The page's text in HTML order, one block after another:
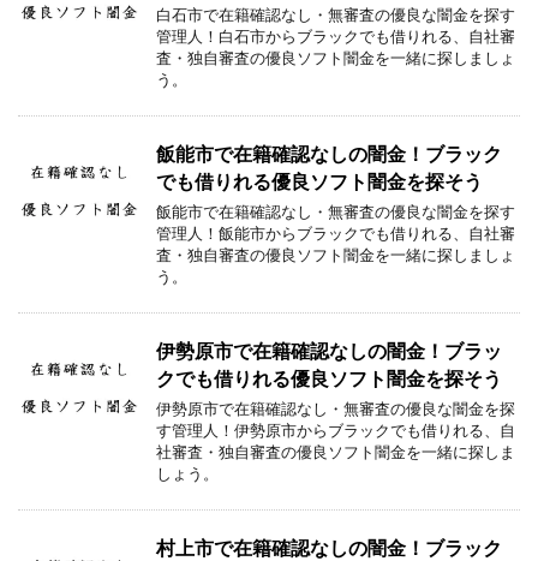
白石市で在籍確認なし・無審査の優良な闇金を探す
管理人！白石市からブラックでも借りれる、自社審
査・独自審査の優良ソフト闇金を一緒に探しましょ
う。
飯能市で在籍確認なしの闇金！ブラック
でも借りれる優良ソフト闇金を探そう
飯能市で在籍確認なし・無審査の優良な闇金を探す
管理人！飯能市からブラックでも借りれる、自社審
査・独自審査の優良ソフト闇金を一緒に探しましょ
う。
伊勢原市で在籍確認なしの闇金！ブラッ
クでも借りれる優良ソフト闇金を探そう
伊勢原市で在籍確認なし・無審査の優良な闇金を探
す管理人！伊勢原市からブラックでも借りれる、自
社審査・独自審査の優良ソフト闇金を一緒に探しま
しょう。
村上市で在籍確認なしの闇金！ブラック